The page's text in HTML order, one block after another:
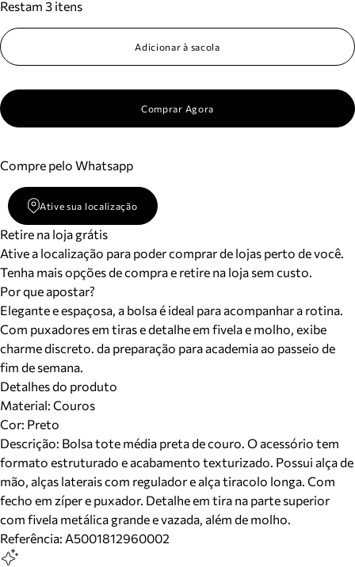
Restam 3 itens
Adicionar à sacola
Comprar Agora
Compre pelo Whatsapp
Ative sua localização
Retire na loja grátis
Ative a localização para poder comprar de lojas perto de você.
Tenha mais opções de compra e retire na loja sem custo.
Por que apostar?
Elegante e espaçosa, a bolsa é ideal para acompanhar a rotina.
Com puxadores em tiras e detalhe em fivela e molho, exibe
charme discreto. da preparação para academia ao passeio de
fim de semana.
Detalhes do produto
Material: Couros
Cor: Preto
Descrição: Bolsa tote média preta de couro. O acessório tem
formato estruturado e acabamento texturizado. Possui alça de
mão, alças laterais com regulador e alça tiracolo longa. Com
fecho em zíper e puxador. Detalhe em tira na parte superior
com fivela metálica grande e vazada, além de molho.
Referência: A5001812960002